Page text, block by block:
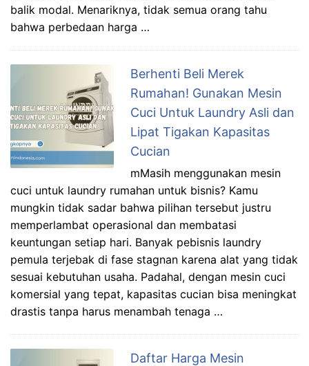
balik modal. Menariknya, tidak semua orang tahu
bahwa perbedaan harga …
Berhenti Beli Merek
Rumahan! Gunakan Mesin
Cuci Untuk Laundry Asli dan
Lipat Tigakan Kapasitas
Cucian
mMasih menggunakan mesin
cuci untuk laundry rumahan untuk bisnis? Kamu
mungkin tidak sadar bahwa pilihan tersebut justru
memperlambat operasional dan membatasi
keuntungan setiap hari. Banyak pebisnis laundry
pemula terjebak di fase stagnan karena alat yang tidak
sesuai kebutuhan usaha. Padahal, dengan mesin cuci
komersial yang tepat, kapasitas cucian bisa meningkat
drastis tanpa harus menambah tenaga …
Daftar Harga Mesin